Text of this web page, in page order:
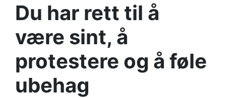
Du har rett til å
være sint, å
protestere og å føle
ubehag